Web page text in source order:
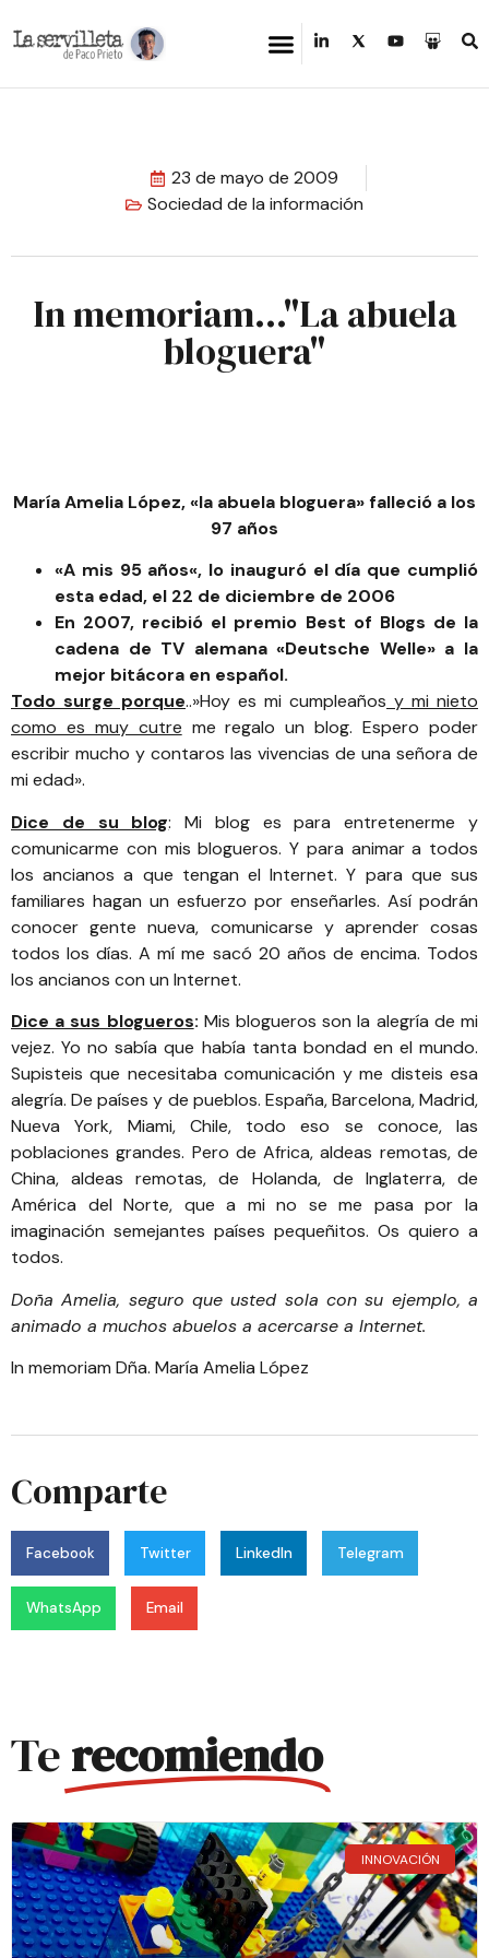
23 de mayo de 2009
Sociedad de la información
In memoriam…"La abuela
bloguera"
María Amelia López, «la abuela bloguera» falleció a los
97 años
«A mis 95 años«, lo inauguró el día que cumplió
esta edad, el 22 de diciembre de 2006
En 2007, recibió el premio Best of Blogs de la
cadena de TV alemana «Deutsche Welle» a la
mejor bitácora en español.
Todo surge porque..»Hoy es mi cumpleaños y mi nieto
como es muy cutre me regalo un blog. Espero poder
escribir mucho y contaros las vivencias de una señora de
mi edad».
Dice de su blog: Mi blog es para entretenerme y
comunicarme con mis blogueros. Y para animar a todos
los ancianos a que tengan el Internet. Y para que sus
familiares hagan un esfuerzo por enseñarles. Así podrán
conocer gente nueva, comunicarse y aprender cosas
todos los días. A mí me sacó 20 años de encima. Todos
los ancianos con un Internet.
Dice a sus blogueros: Mis blogueros son la alegría de mi
vejez. Yo no sabía que había tanta bondad en el mundo.
Supisteis que necesitaba comunicación y me disteis esa
alegría. De países y de pueblos. España, Barcelona, Madrid,
Nueva York, Miami, Chile, todo eso se conoce, las
poblaciones grandes. Pero de Africa, aldeas remotas, de
China, aldeas remotas, de Holanda, de Inglaterra, de
América del Norte, que a mi no se me pasa por la
imaginación semejantes países pequeñitos. Os quiero a
todos.
Doña Amelia, seguro que usted sola con su ejemplo, a
animado a muchos abuelos a acercarse a Internet.
In memoriam Dña. María Amelia López
Comparte
Facebook Twitter LinkedIn Telegram
WhatsApp Email
Terecomiendo
INNOVACIÓN